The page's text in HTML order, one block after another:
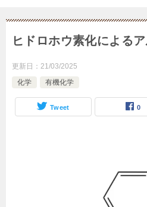
ヒドロホウ素化による
更新日： 21/03/2025
化学
有機化学
Tweet 0